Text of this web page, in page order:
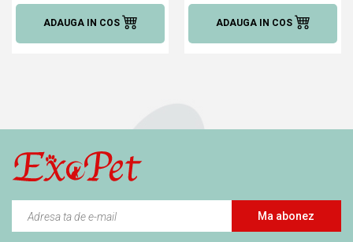
ADAUGA IN COS ADAUGA IN COS
Ma abonez